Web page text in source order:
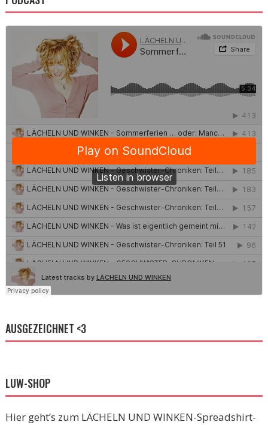
AUSGEZEICHNET <3
LUW-SHOP
Hier geht’s zum LÄCHELN UND WINKEN-Spreadshirt-